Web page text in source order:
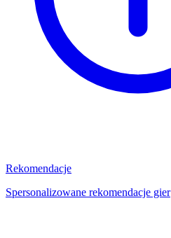
Rekomendacje
Spersonalizowane rekomendacje gier